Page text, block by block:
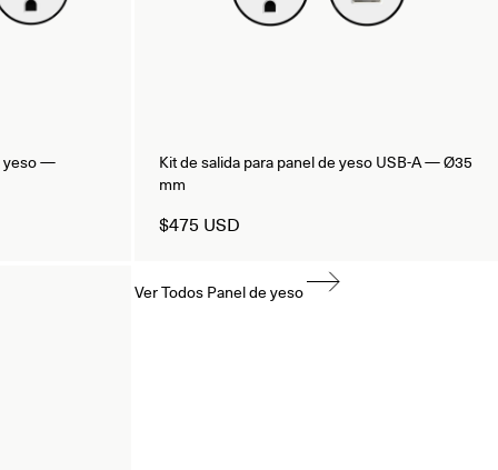
yeso —
Kit de salida para panel de yeso USB-A — Ø35
mm
$475 USD
Ver Todos Panel de yeso